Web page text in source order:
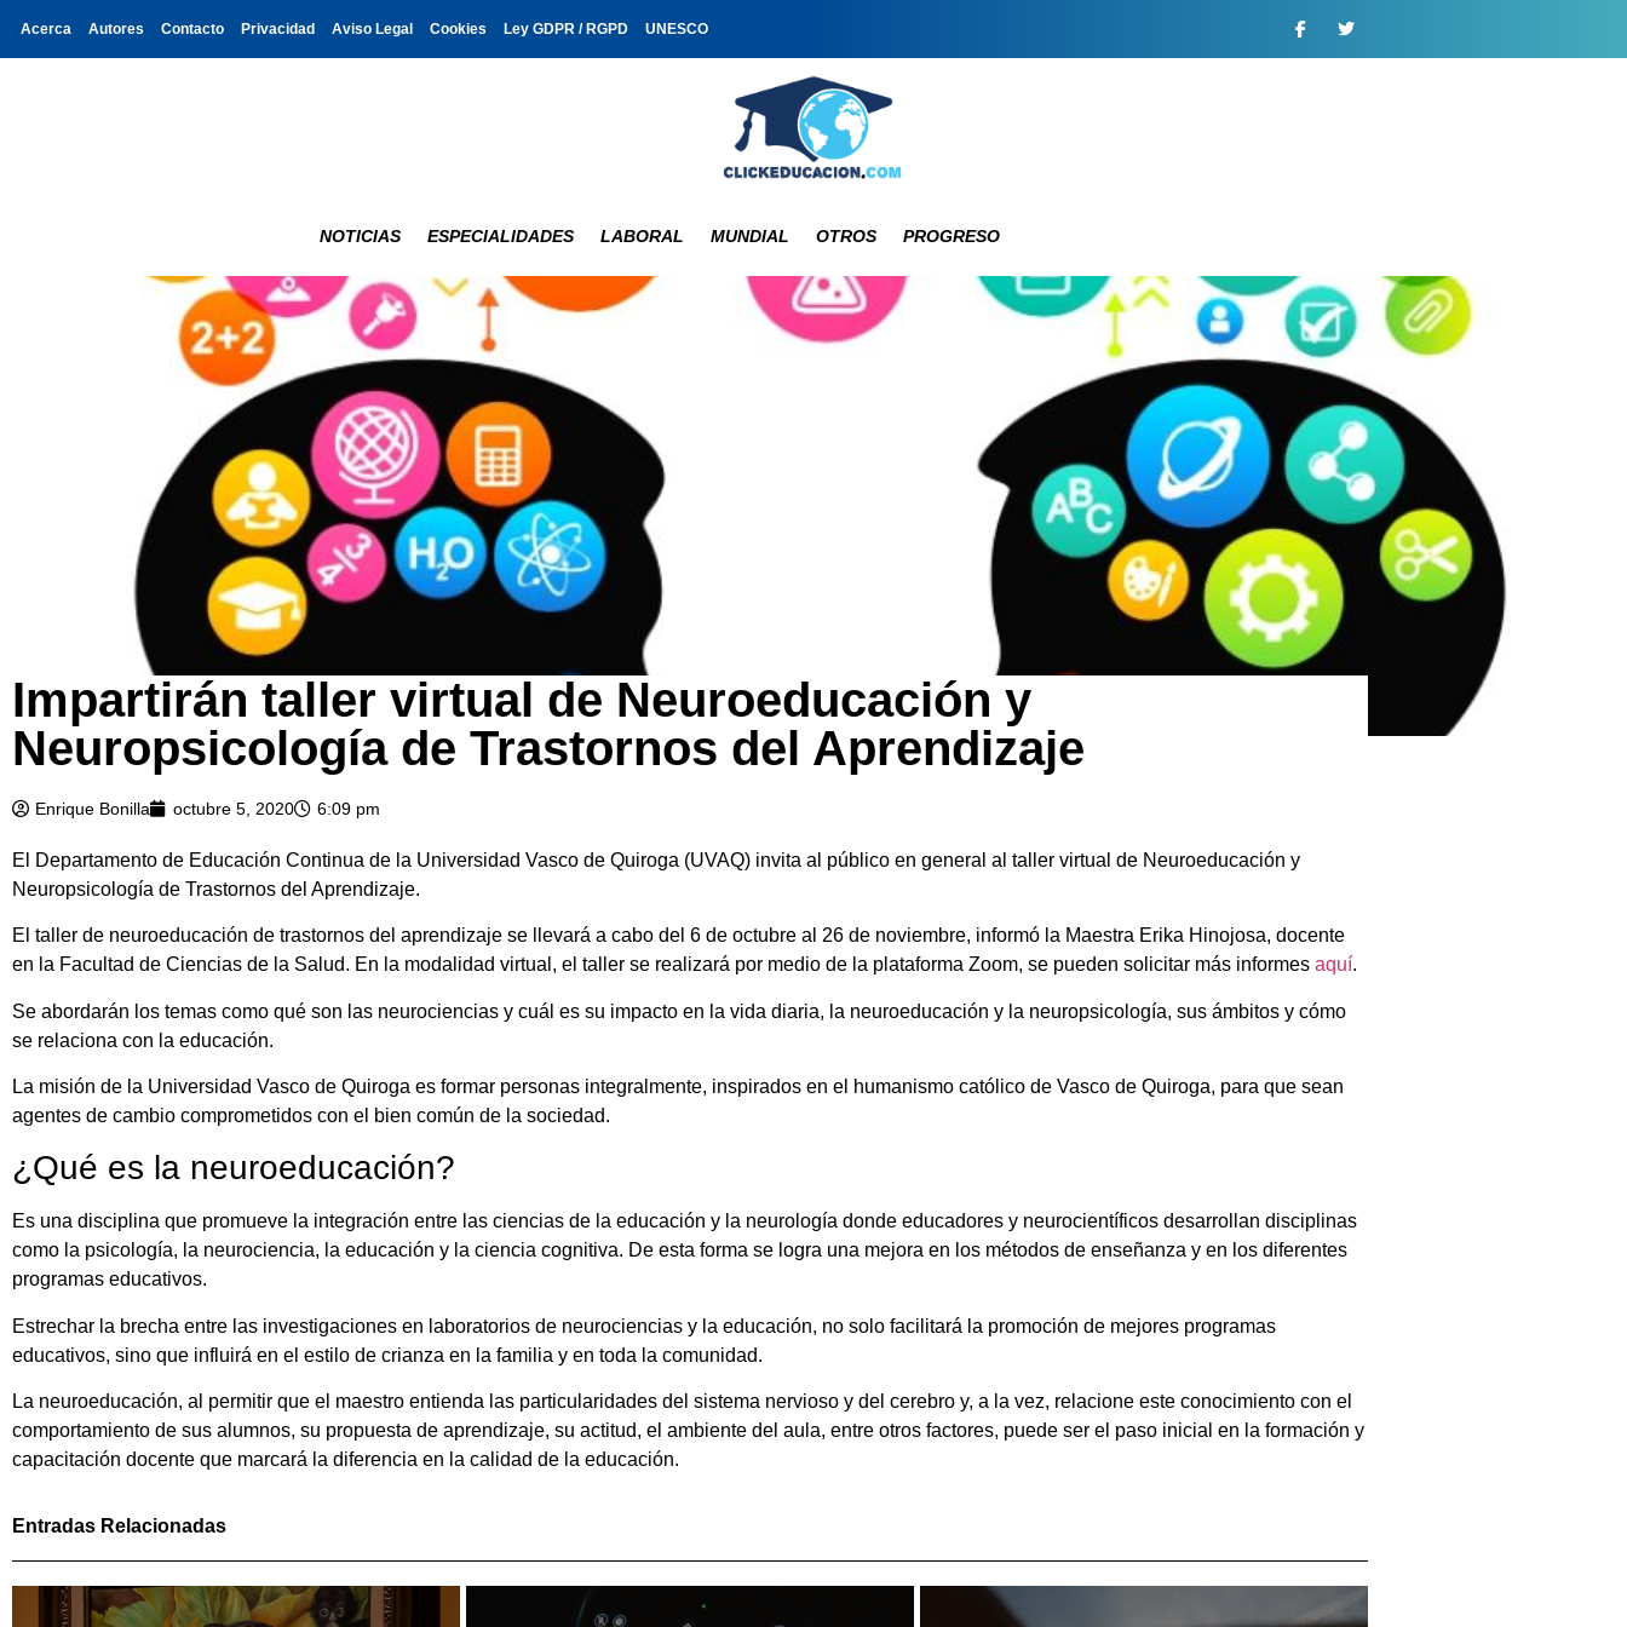
Acerca Autores Contacto Privacidad Aviso Legal Cookies Ley GDPR / RGPD UNESCO
NOTICIAS ESPECIALIDADES LABORAL MUNDIAL OTROS PROGRESO
Impartirán taller virtual de Neuroeducación y
Neuropsicología de Trastornos del Aprendizaje
Enrique Bonilla octubre 5, 2020 6:09 pm
El Departamento de Educación Continua de la Universidad Vasco de Quiroga (UVAQ) invita al público en general al taller virtual de Neuroeducación y
Neuropsicología de Trastornos del Aprendizaje.
El taller de neuroeducación de trastornos del aprendizaje se llevará a cabo del 6 de octubre al 26 de noviembre, informó la Maestra Erika Hinojosa, docente
en la Facultad de Ciencias de la Salud. En la modalidad virtual, el taller se realizará por medio de la plataforma Zoom, se pueden solicitar más informes aquí.
Se abordarán los temas como qué son las neurociencias y cuál es su impacto en la vida diaria, la neuroeducación y la neuropsicología, sus ámbitos y cómo
se relaciona con la educación.
La misión de la Universidad Vasco de Quiroga es formar personas integralmente, inspirados en el humanismo católico de Vasco de Quiroga, para que sean
agentes de cambio comprometidos con el bien común de la sociedad.
¿Qué es la neuroeducación?
Es una disciplina que promueve la integración entre las ciencias de la educación y la neurología donde educadores y neurocientíficos desarrollan disciplinas
como la psicología, la neurociencia, la educación y la ciencia cognitiva. De esta forma se logra una mejora en los métodos de enseñanza y en los diferentes
programas educativos.
Estrechar la brecha entre las investigaciones en laboratorios de neurociencias y la educación, no solo facilitará la promoción de mejores programas
educativos, sino que influirá en el estilo de crianza en la familia y en toda la comunidad.
La neuroeducación, al permitir que el maestro entienda las particularidades del sistema nervioso y del cerebro y, a la vez, relacione este conocimiento con el
comportamiento de sus alumnos, su propuesta de aprendizaje, su actitud, el ambiente del aula, entre otros factores, puede ser el paso inicial en la formación y
capacitación docente que marcará la diferencia en la calidad de la educación.
Entradas Relacionadas